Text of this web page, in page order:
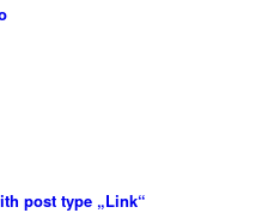
post type „Link“